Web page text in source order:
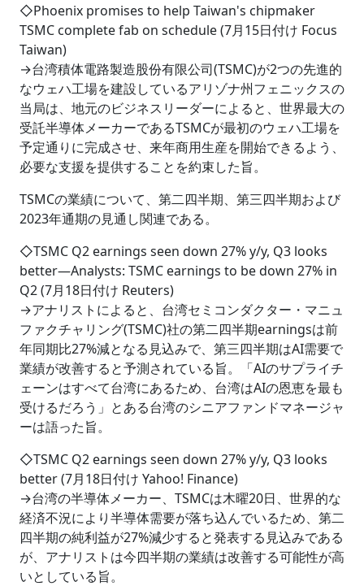
◇Phoenix promises to help Taiwan's chipmaker
TSMC complete fab on schedule (7月15日付け Focus
Taiwan)
→台湾積体電路製造股份有限公司(TSMC)が2つの先進的
なウェハ工場を建設しているアリゾナ州フェニックスの
当局は、地元のビジネスリーダーによると、世界最大の
受託半導体メーカーであるTSMCが最初のウェハ工場を
予定通りに完成させ、来年商用生産を開始できるよう、
必要な支援を提供することを約束した旨。
TSMCの業績について、第二四半期、第三四半期および
2023年通期の見通し関連である。
◇TSMC Q2 earnings seen down 27% y/y, Q3 looks
better―Analysts: TSMC earnings to be down 27% in
Q2 (7月18日付け Reuters)
→アナリストによると、台湾セミコンダクター・マニュ
ファクチャリング(TSMC)社の第二四半期earningsは前
年同期比27%減となる見込みで、第三四半期はAI需要で
業績が改善すると予測されている旨。「AIのサプライチ
ェーンはすべて台湾にあるため、台湾はAIの恩恵を最も
受けるだろう」とある台湾のシニアファンドマネージャ
ーは語った旨。
◇TSMC Q2 earnings seen down 27% y/y, Q3 looks
better (7月18日付け Yahoo! Finance)
→台湾の半導体メーカー、TSMCは木曜20日、世界的な
経済不況により半導体需要が落ち込んでいるため、第二
四半期の純利益が27%減少すると発表する見込みである
が、アナリストは今四半期の業績は改善する可能性が高
いとしている旨。